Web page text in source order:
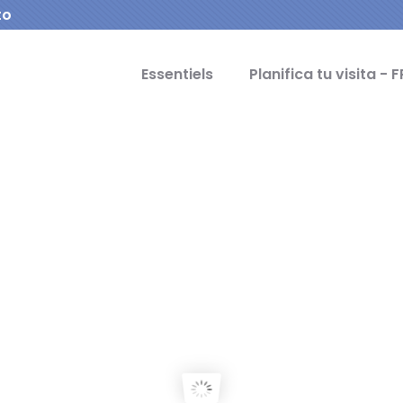
Essentiels Planifica tu visita -
of the Aqueduct